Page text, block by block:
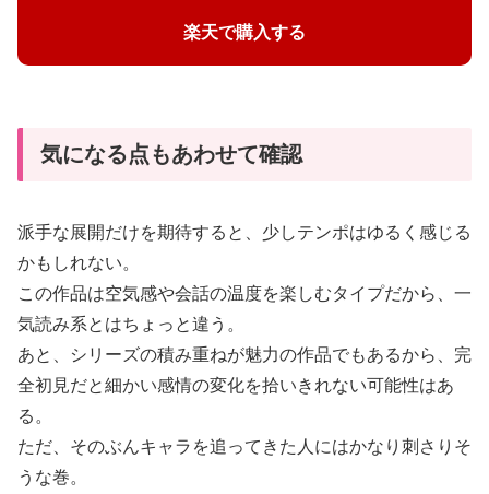
楽天で購入する
気になる点もあわせて確認
派手な展開だけを期待すると、少しテンポはゆるく感じる
かもしれない。
この作品は空気感や会話の温度を楽しむタイプだから、一
気読み系とはちょっと違う。
あと、シリーズの積み重ねが魅力の作品でもあるから、完
全初見だと細かい感情の変化を拾いきれない可能性はあ
る。
ただ、そのぶんキャラを追ってきた人にはかなり刺さりそ
うな巻。